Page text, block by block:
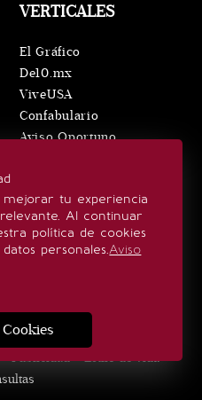
mejorar tu experiencia
Al continuar
política de cookies
personales.Aviso
VERTICALES
El Gráfico
De10.mx
ViveUSA
Confabulario
Aviso Oportuno
SÍGUENOS
somos
Publicidad
Estilo de vida